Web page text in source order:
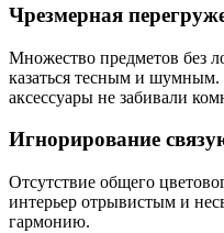
Чрезмерная
Множество предметов без
казаться тесным и шумным.
аксессуары не забивали
Игнорирование
Отсутствие общего
интерьер отрывистым и
гармонию.